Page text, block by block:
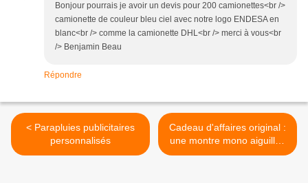
Bonjour pourrais je avoir un devis pour 200 camionettes<br />
camionette de couleur bleu ciel avec notre logo ENDESA en
blanc<br /> comme la camionette DHL<br /> merci à vous<br
/> Benjamin Beau
Répondre
< Parapluies publicitaires
personnalisés
Cadeau d'affaires original :
une montre mono aiguille !
>